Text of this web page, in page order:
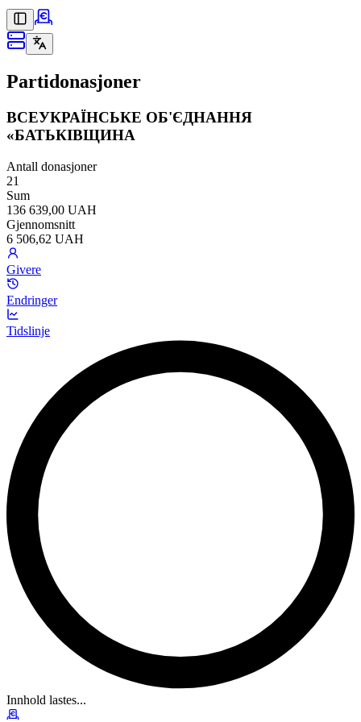
Partidonasjoner
ВСЕУКРАЇНСЬКЕ ОБ'ЄДНАННЯ
«БАТЬКІВЩИНА
Antall donasjoner
21
Sum
136 639,00 UAH
Gjennomsnitt
6 506,62 UAH
Givere
Endringer
Tidslinje
Innhold lastes...